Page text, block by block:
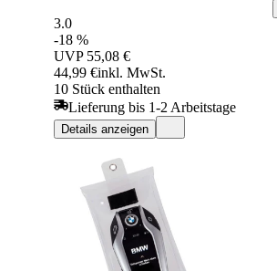
3.0
-18 %
UVP 55,08 €
44,99 €inkl. MwSt.
10 Stück enthalten
Lieferung bis 1-2 Arbeitstage
Details anzeigen